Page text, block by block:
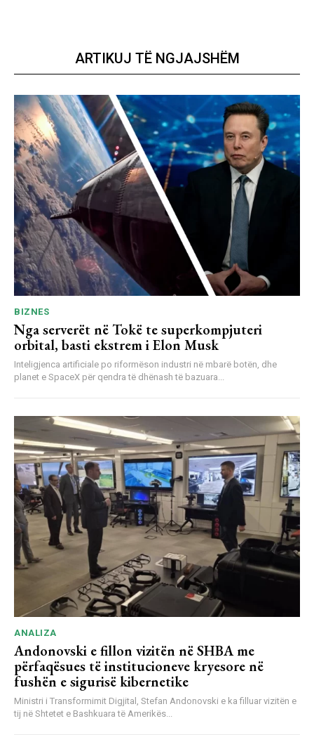
ARTIKUJ TË NGJAJSHËM
BIZNES
Nga serverët në Tokë te superkompjuteri
orbital, basti ekstrem i Elon Musk
Inteligjenca artificiale po riformëson industri në mbarë botën, dhe
planet e SpaceX për qendra të dhënash të bazuara...
ANALIZA
Andonovski e fillon vizitën në SHBA me
përfaqësues të institucioneve kryesore në
fushën e sigurisë kibernetike
Ministri i Transformimit Digjital, Stefan Andonovski e ka filluar vizitën e
tij në Shtetet e Bashkuara të Amerikës...